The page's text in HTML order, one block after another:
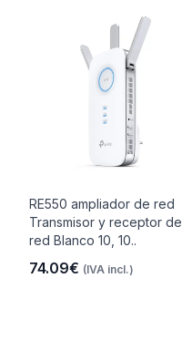
RE550 ampliador de red
Transmisor y receptor de
red Blanco 10, 10..
74.09€ (IVA incl.)